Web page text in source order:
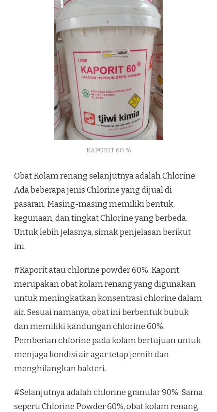
KAPORIT 60 %
Obat Kolam renang selanjutnya adalah Chlorine.
Ada beberapa jenis Chlorine yang dijual di
pasaran. Masing-masing memiliki bentuk,
kegunaan, dan tingkat Chlorine yang berbeda.
Untuk lebih jelasnya, simak penjelasan berikut
ini.
#Kaporit atau chlorine powder 60%. Kaporit
merupakan obat kolam renang yang digunakan
untuk meningkatkan konsentrasi chlorine dalam
air. Sesuai namanya, obat ini berbentuk bubuk
dan memiliki kandungan chlorine 60%.
Pemberian chlorine pada kolam bertujuan untuk
menjaga kondisi air agar tetap jernih dan
menghilangkan bakteri.
#Selanjutnya adalah chlorine granular 90%. Sama
seperti Chlorine Powder 60%, obat kolam renang